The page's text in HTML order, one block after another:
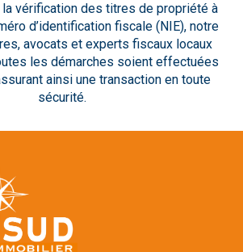
vérification des titres de propriété à
d’identification fiscale (NIE), notre
avocats et experts fiscaux locaux
les démarches soient effectuées
ainsi une transaction en toute
sécurité.